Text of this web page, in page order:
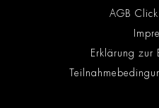
AGB Click
Erklärung zur